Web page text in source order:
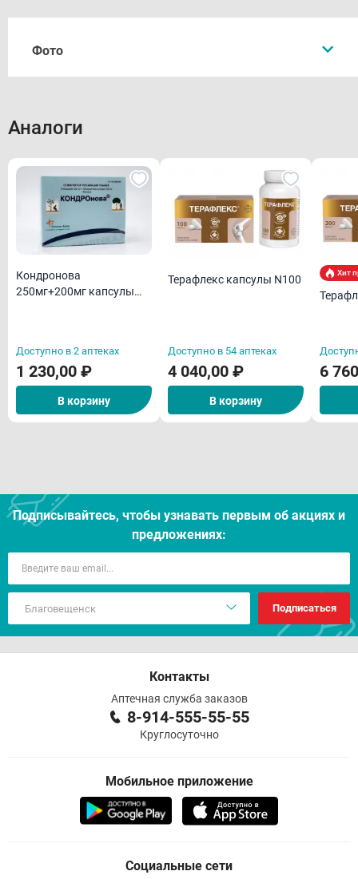
Фото
Аналоги
Кондронова
250мг+200мг капсулы
Доступно в 2 аптеках
1 230,00 ₽
В корзину
Терафлекс капсулы N100
Доступно в 54 аптеках
4 040,00 ₽
В корзину
Хит
6
Подписывайтесь, чтобы узнавать первым об акцияx и
предложениях:
Подписаться
Контакты
Аптечная служба заказов
8-914-555-55-55
Круглосуточно
Мобильное приложение
Социальные сети